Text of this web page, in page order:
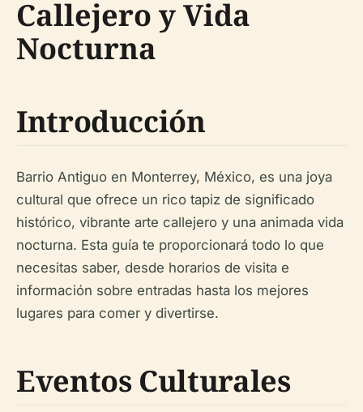
Callejero y Vida
Nocturna
Introducción
Barrio Antiguo en Monterrey, México, es una joya
cultural que ofrece un rico tapiz de significado
histórico, vibrante arte callejero y una animada vida
nocturna. Esta guía te proporcionará todo lo que
necesitas saber, desde horarios de visita e
información sobre entradas hasta los mejores
lugares para comer y divertirse.
Eventos Culturales